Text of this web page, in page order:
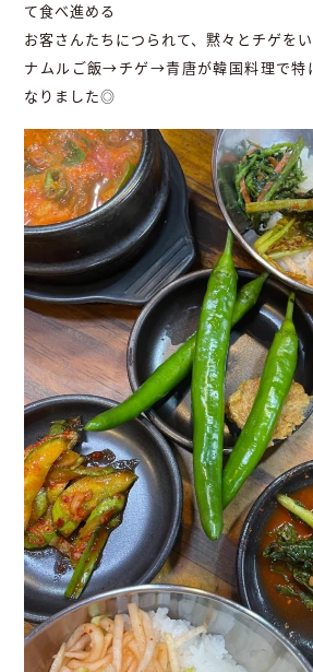
て食べ進める
お客さんたちにつられて、黙々とチゲをい
ナムルご飯→チゲ→青唐が韓国料理で特
なりました◎